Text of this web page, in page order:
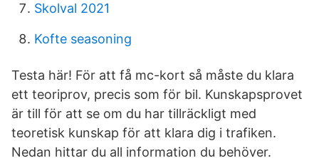
Skolval 2021
Kofte seasoning
Testa här! För att få mc-kort så måste du klara
ett teoriprov, precis som för bil. Kunskapsprovet
är till för att se om du har tillräckligt med
teoretisk kunskap för att klara dig i trafiken.
Nedan hittar du all information du behöver.